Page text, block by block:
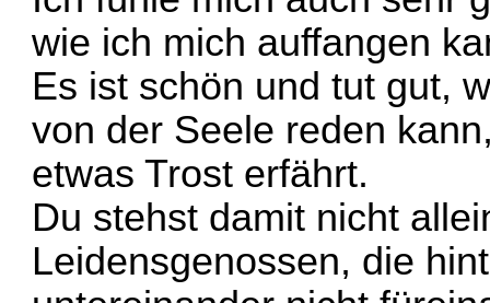
wie ich mich auffangen
Es ist schön und tut gut,
von der Seele reden
etwas Trost erfährt.
Du stehst damit nicht
Leidensgenossen, die